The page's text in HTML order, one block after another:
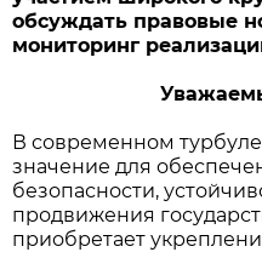
обсуждать правовые
мониторинг
В современном
значение для
безопасности,
продвижения
приобретает